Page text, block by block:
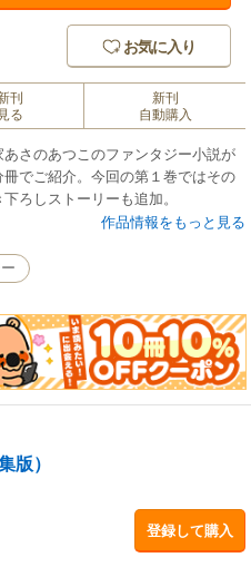
お気に入り
刊
る
新刊
自動購入
さのあつこのファンタジー小説が
でご紹介。今回の第１巻ではその
ろしストーリーも追加。
作品情報をもっと見る
版）
登録して購入